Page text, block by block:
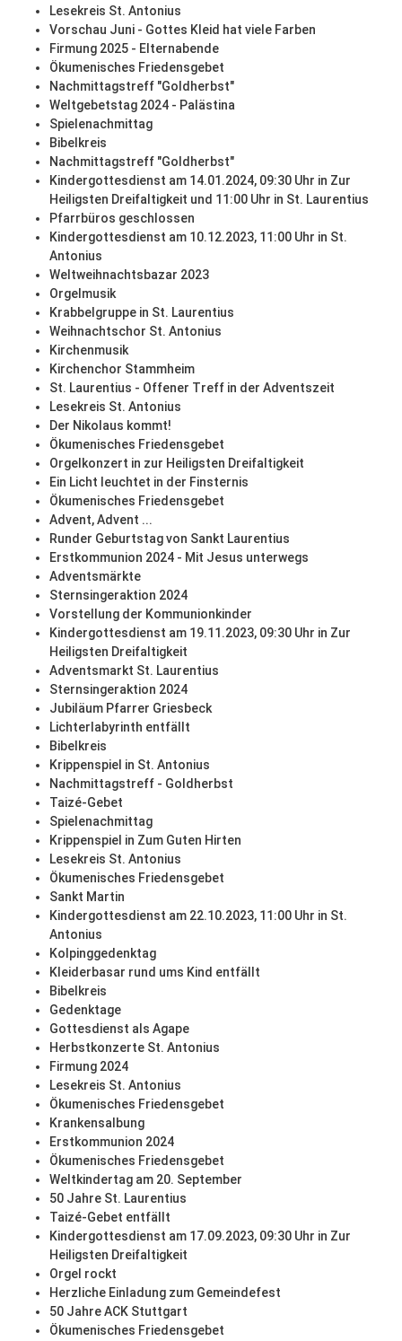
Lesekreis St. Antonius
Vorschau Juni - Gottes Kleid hat viele Farben
Firmung 2025 - Elternabende
Ökumenisches Friedensgebet
Nachmittagstreff "Goldherbst"
Weltgebetstag 2024 - Palästina
Spielenachmittag
Bibelkreis
Nachmittagstreff "Goldherbst"
Kindergottesdienst am 14.01.2024, 09:30 Uhr in Zur
Heiligsten Dreifaltigkeit und 11:00 Uhr in St. Laurentius
Pfarrbüros geschlossen
Kindergottesdienst am 10.12.2023, 11:00 Uhr in St.
Antonius
Weltweihnachtsbazar 2023
Orgelmusik
Krabbelgruppe in St. Laurentius
Weihnachtschor St. Antonius
Kirchenmusik
Kirchenchor Stammheim
St. Laurentius - Offener Treff in der Adventszeit
Lesekreis St. Antonius
Der Nikolaus kommt!
Ökumenisches Friedensgebet
Orgelkonzert in zur Heiligsten Dreifaltigkeit
Ein Licht leuchtet in der Finsternis
Ökumenisches Friedensgebet
Advent, Advent ...
Runder Geburtstag von Sankt Laurentius
Erstkommunion 2024 - Mit Jesus unterwegs
Adventsmärkte
Sternsingeraktion 2024
Vorstellung der Kommunionkinder
Kindergottesdienst am 19.11.2023, 09:30 Uhr in Zur
Heiligsten Dreifaltigkeit
Adventsmarkt St. Laurentius
Sternsingeraktion 2024
Jubiläum Pfarrer Griesbeck
Lichterlabyrinth entfällt
Bibelkreis
Krippenspiel in St. Antonius
Nachmittagstreff - Goldherbst
Taizé-Gebet
Spielenachmittag
Krippenspiel in Zum Guten Hirten
Lesekreis St. Antonius
Ökumenisches Friedensgebet
Sankt Martin
Kindergottesdienst am 22.10.2023, 11:00 Uhr in St.
Antonius
Kolpinggedenktag
Kleiderbasar rund ums Kind entfällt
Bibelkreis
Gedenktage
Gottesdienst als Agape
Herbstkonzerte St. Antonius
Firmung 2024
Lesekreis St. Antonius
Ökumenisches Friedensgebet
Krankensalbung
Erstkommunion 2024
Ökumenisches Friedensgebet
Weltkindertag am 20. September
50 Jahre St. Laurentius
Taizé-Gebet entfällt
Kindergottesdienst am 17.09.2023, 09:30 Uhr in Zur
Heiligsten Dreifaltigkeit
Orgel rockt
Herzliche Einladung zum Gemeindefest
50 Jahre ACK Stuttgart
Ökumenisches Friedensgebet